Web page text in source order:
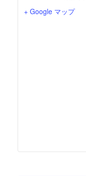
+ Google マップ